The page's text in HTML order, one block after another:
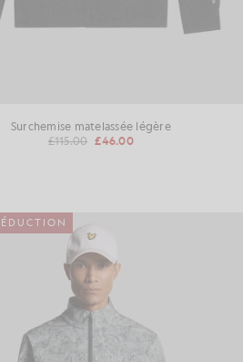
Surchemise matelassée légère
£115.00 £46.00